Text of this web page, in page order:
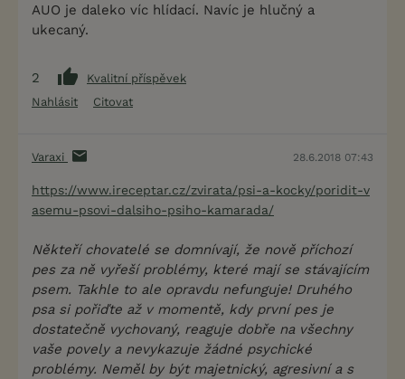
AUO je daleko víc hlídací. Navíc je hlučný a
ukecaný.
2
Kvalitní příspěvek
Nahlásit
Citovat
Varaxi 28.6.2018 07:43
https://www.ireceptar.cz/zvirata/psi-a-kocky/poridit-v
asemu-psovi-dalsiho-psiho-kamarada/
Někteří chovatelé se domnívají, že nově příchozí
pes za ně vyřeší problémy, které mají se stávajícím
psem. Takhle to ale opravdu nefunguje! Druhého
psa si pořiďte až v momentě, kdy první pes je
dostatečně vychovaný, reaguje dobře na všechny
vaše povely a nevykazuje žádné psychické
problémy. Neměl by být majetnický, agresivní a s